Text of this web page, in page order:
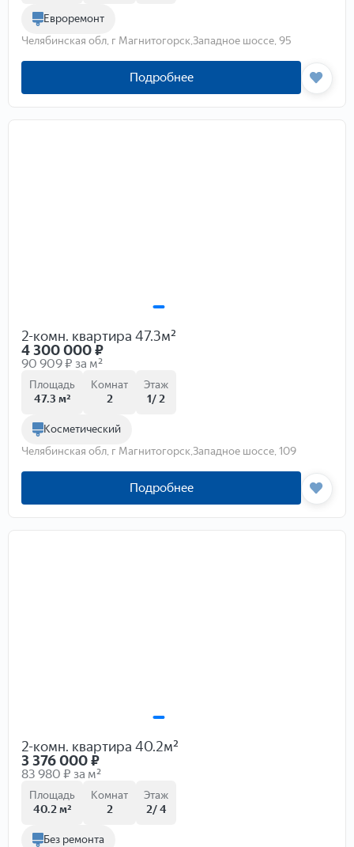
Евроремонт
Челябинская обл, г Магнитогорск,Западное шоссе, 95
Подробнее
2-комн. квартира 47.3м²
4 300 000₽
90 909 ₽ за м²
Площадь
47.3 м²
Комнат
2
Этаж
1/ 2
Косметический
Челябинская обл, г Магнитогорск,Западное шоссе, 109
Подробнее
2-комн. квартира 40.2м²
3 376 000₽
83 980 ₽ за м²
Площадь
40.2 м²
Комнат
2
Этаж
2/ 4
Без ремонта